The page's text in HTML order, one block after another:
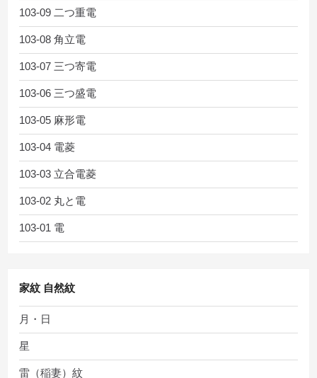
103-09 二つ重電
103-08 角立電
103-07 三つ寄電
103-06 三つ盛電
103-05 麻形電
103-04 電菱
103-03 立合電菱
103-02 丸と電
103-01 電
家紋 自然紋
月・日
星
雷（稲妻）紋